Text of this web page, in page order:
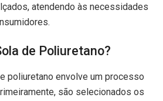
atendendo às necessidades
de Poliuretano?
poliuretano envolve um processo
são selecionados os